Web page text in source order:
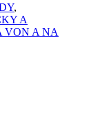
,
A
VON A NA